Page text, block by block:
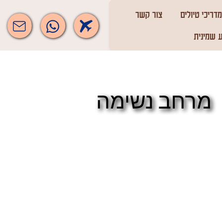
מדריכי טיולים
צור קשר
שמינית
מרחב נשימה